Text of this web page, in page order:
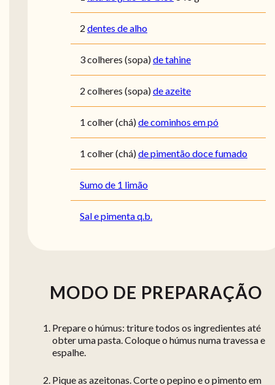
2 dentes de alho
3colheres (sopa)de tahine
2 colheres (sopa)de azeite
1 colher (chá)de cominhos em pó
1 colher (chá)de pimentão doce fumado
Sumo de 1 limão
Sal e pimenta q.b.
MODO DE PREPARAÇÃO
Prepare o húmus: triture todos os ingredientes até
obter uma pasta. Coloque o húmus numa travessa e
espalhe.
Pique as azeitonas. Corte o pepino e o pimento em